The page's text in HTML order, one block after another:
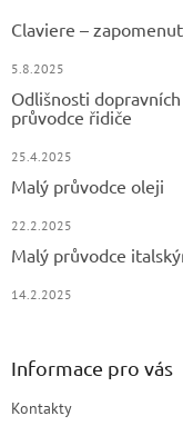
Claviere –
5.8.2025
Odlišnosti
průvodce řidiče
25.4.2025
Malý průvodce oleji
22.2.2025
Malý průvodce
14.2.2025
Informace pro vás
Kontakty